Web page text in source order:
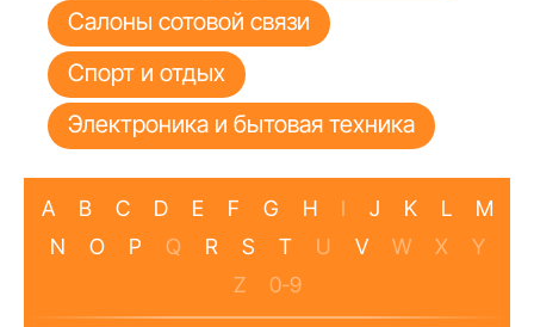
Салоны сотовой связи
Спорт и отдых
Электроника и бытовая техника
A B C D E F G H I J K L
M
N
O P Q R S T U V W X
Y
Z
0-9